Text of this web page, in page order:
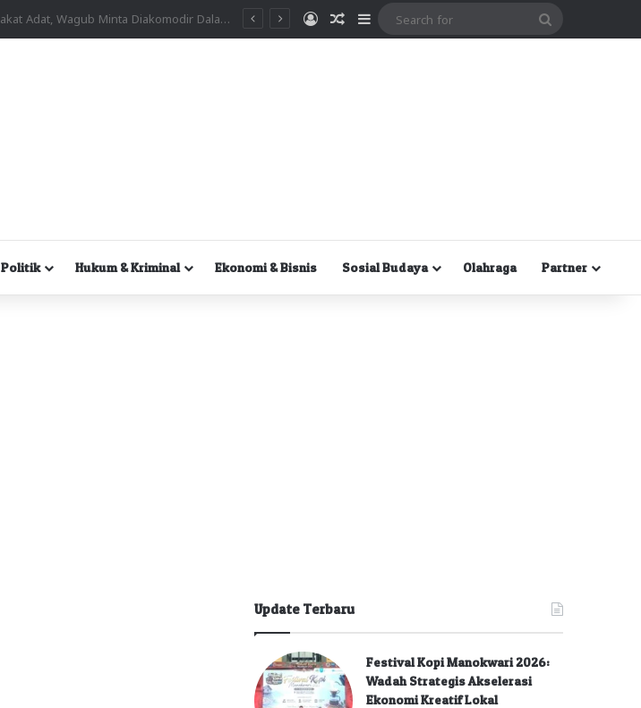
MasukRandom Article
Sidebar
Politik Hukum & Kriminal Ekonomi & Bisnis Sosial Budaya Olahraga Partner
Update Terbaru
Festival Kopi Manokwari 2026:
Wadah Strategis Akselerasi
Ekonomi Kreatif Lokal